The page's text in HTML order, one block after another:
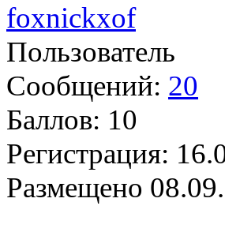
foxnickxof
Пользователь
Сообщений: 20
Баллов: 10
Регистрация:
Размещено